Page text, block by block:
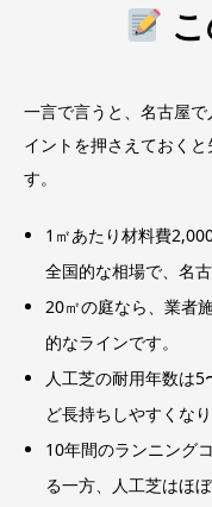
一言で言うと、名古屋
イントを押さえておく
す。
1㎡あたり材料費
全国的な相場で、名
20㎡の庭なら、業者
的なラインです。
人工芝の耐用年数は
ど長持ちしやすくなり
10年間のランニング
る一方、人工芝はほ